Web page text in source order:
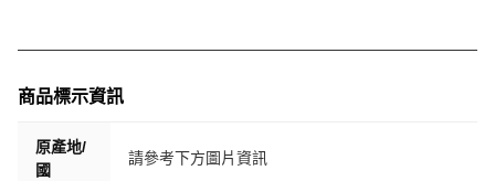
商品標示資訊
原產地/
國
請參考下方圖片資訊